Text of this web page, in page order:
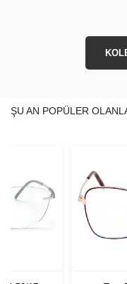
ŞU AN POPÜLER